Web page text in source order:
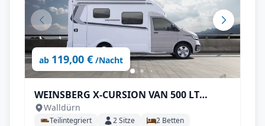
ab 119,00 € /Nacht
WEINSBERG X-CURSION VAN 500 LT
EDITION [PEPPER] Automatik
Walldürn
Teilintegriert 2Sitze 2 Betten